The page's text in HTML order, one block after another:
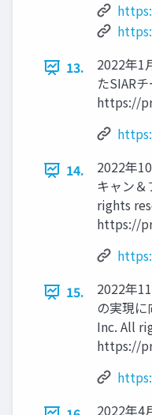
13.
2022年1
たSIAR
https://
14.
2022年
キャン
rights
https://
15.
2022年
の実現
Inc. All
https://
2022年4